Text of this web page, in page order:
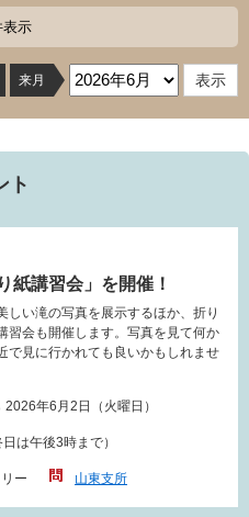
表示
来月
ト
紙講習会」を開催！
しい滝の写真を展示するほか、折り
習会も開催します。写真を見て何か
で見に行かれても良いかもしれませ
年6月2日（火曜日）
は午後3時まで）
ー 山東支所